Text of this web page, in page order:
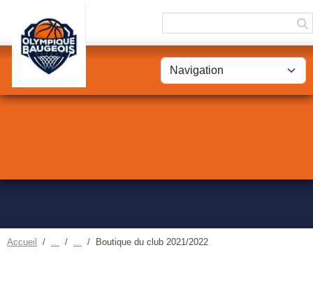
Accueil Boutique du club 2021/2022